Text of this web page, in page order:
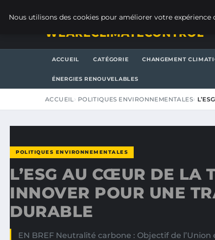
WEARECLIMATECONTROL
ACCUEIL CATÉGORIE CHANGEMENT
ÉNERGIES RENOUVELABLES
ACCUEIL POLITIQUES ENVIRONNEMENTALES
POLITIQUES ENVIRONNEMENTALES
L’ESG AU CŒUR DE LA
INNOVER POUR UNE
DURABLE
EN BREF Neutralité carbone : Objectif de
Nous utilisons des cookies pour améliorer votre